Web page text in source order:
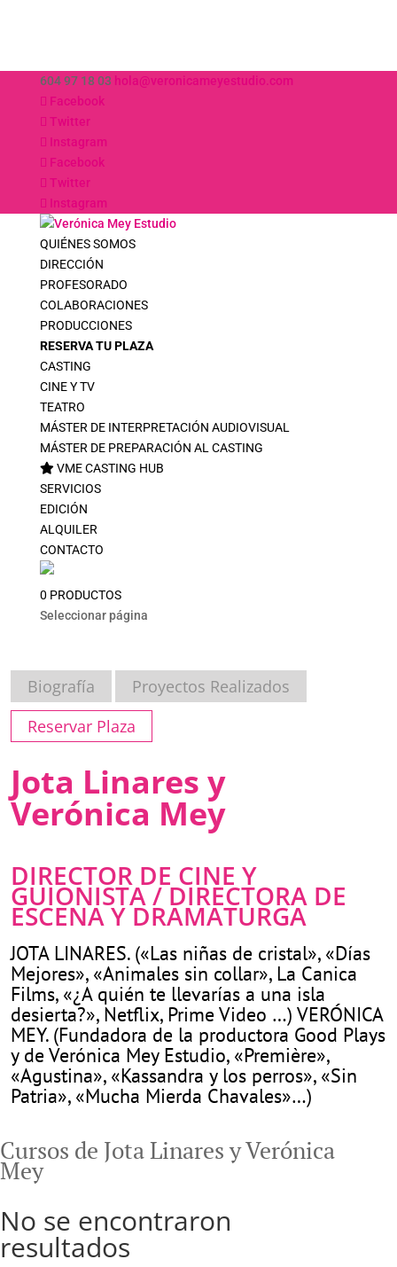
604 97 18 03 hola@veronicameyestudio.com
Facebook
Twitter
Instagram
Facebook
Twitter
Instagram
QUIÉNES SOMOS
DIRECCIÓN
PROFESORADO
COLABORACIONES
PRODUCCIONES
RESERVA TU PLAZA
CASTING
CINE Y TV
TEATRO
MÁSTER DE INTERPRETACIÓN AUDIOVISUAL
MÁSTER DE PREPARACIÓN AL CASTING
VME CASTING HUB
SERVICIOS
EDICIÓN
ALQUILER
CONTACTO
0 PRODUCTOS
Seleccionar página
Biografía
Proyectos Realizados
Reservar Plaza
Jota Linares y
Verónica Mey
DIRECTOR DE CINE Y
GUIONISTA / DIRECTORA DE
ESCENA Y DRAMATURGA
JOTA LINARES. («Las niñas de cristal», «Días
Mejores», «Animales sin collar», La Canica
Films, «¿A quién te llevarías a una isla
desierta?», Netflix, Prime Video …) VERÓNICA
MEY. (Fundadora de la productora Good Plays
y de Verónica Mey Estudio, «Première»,
«Agustina», «Kassandra y los perros», «Sin
Patria», «Mucha Mierda Chavales»…)
Cursos de Jota Linares y Verónica
Mey
No se encontraron
resultados